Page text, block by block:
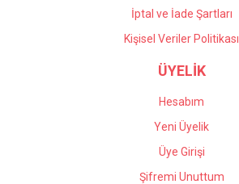
İptal ve İade Şartları
Kişisel Veriler Politikası
ÜYELİK
Hesabım
Yeni Üyelik
Üye Girişi
Şifremi Unuttum